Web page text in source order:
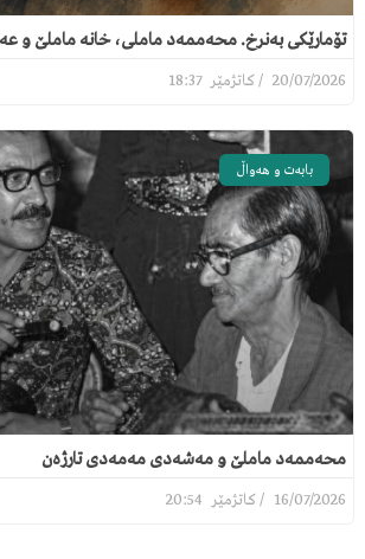
تۆمارێکی بەنرخ. محەممەد ماملی، خانە ماملێ و
20/07/2026
18:37
بابەت و هەواڵ
محەممەد ماملێ و مەشەدی مەمەدی تارژەن
16/07/2026